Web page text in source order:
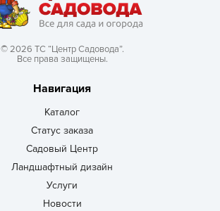
© 2026 ТС “Центр Садовода”.
Все права защищены.
Навигация
Каталог
Статус заказа
Садовый Центр
Ландшафтный дизайн
Услуги
Новости